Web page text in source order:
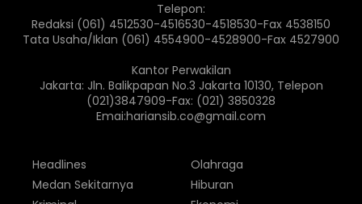
Telepon:
Redaksi (061) 4512530-4516530-4518530-Fax 4538150
Tata Usaha/Iklan (061) 4554900-4528900-Fax 4527900
Kantor Perwakilan
Jakarta: Jln. Balikpapan No.3 Jakarta 10130, Telepon
(021)3847909-Fax: (021) 3850328
Emai:hariansib.co@gmail.com
Headlines
Medan Sekitarnya
Olahraga
Hiburan